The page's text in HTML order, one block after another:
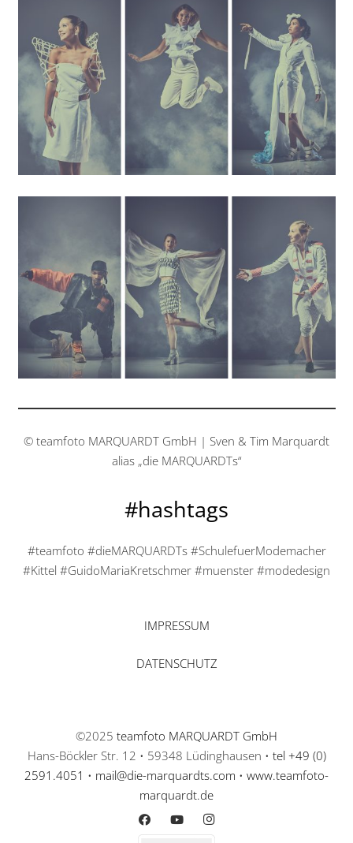
© teamfoto MARQUARDT GmbH | Sven & Tim Marquardt
alias „die MARQUARDTs“
#hashtags
#teamfoto #dieMARQUARDTs #SchulefuerModemacher
#Kittel #GuidoMariaKretschmer #muenster #modedesign
IMPRESSUM
DATENSCHUTZ
©2025 teamfoto MARQUARDT GmbH
Hans-Böckler Str. 12 • 59348 Lüdinghausen • tel +49 (0)
2591.4051 • mail@die-marquardts.com • www.teamfoto-
marquardt.de